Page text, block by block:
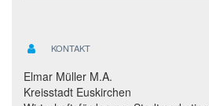
KONTAKT
Elmar Müller M.A.
Kreisstadt Euskirchen